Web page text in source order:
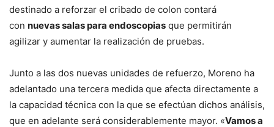
destinado a reforzar el cribado de colon contará
con nuevas salas para endoscopias que permitirán
agilizar y aumentar la realización de pruebas.
Junto a las dos nuevas unidades de refuerzo, Moreno ha
adelantado una tercera medida que afecta directamente a
la capacidad técnica con la que se efectúan dichos análisis,
que en adelante será considerablemente mayor. «Vamos a